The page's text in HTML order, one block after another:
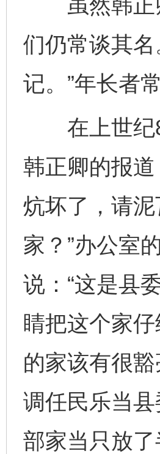
虽然韩正卿
们仍常谈其
记。”年长者
在上世纪
韩正卿的报
炕坏了，请
家？”办公室
说：“这是县
睛把这个家
的家该有很
调任民乐当
部家当只放